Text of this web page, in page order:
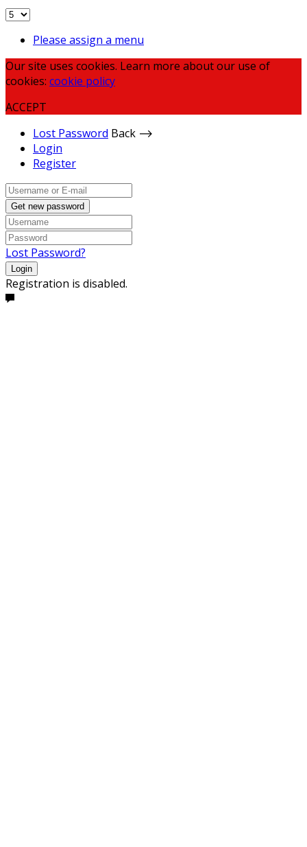
Please assign a menu
Our site uses cookies. Learn more about our use of
cookies: cookie policy
ACCEPT
Lost Password Back ⟶
Login
Register
Get new password
Lost Password?
Login
Registration is disabled.